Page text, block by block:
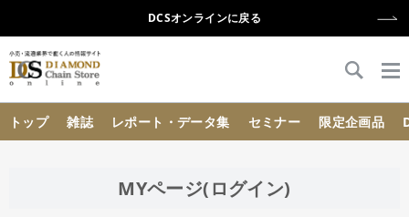
DCSオンラインに戻る
トップ 雑誌 レポート・データ集 セミナー 限定企画品
MYページ(ログイン)